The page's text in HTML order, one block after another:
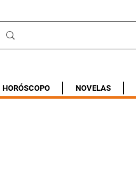
HORÓSCOPO NOVELAS